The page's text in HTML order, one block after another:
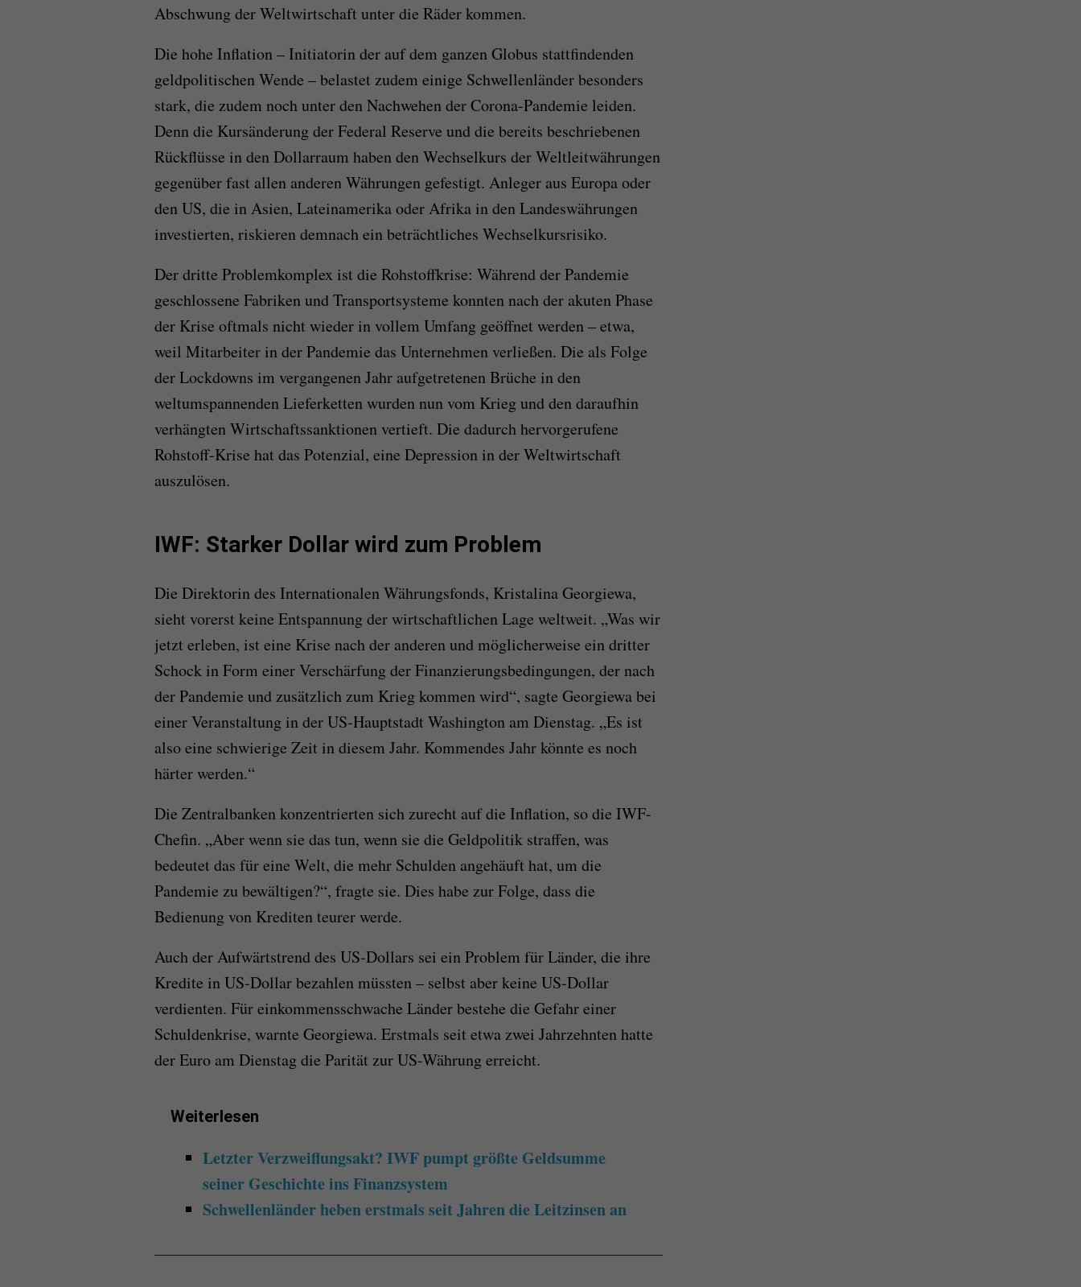
Abschwung der Weltwirtschaft unter die Räder kommen.
Die hohe Inflation – Initiatorin der auf dem ganzen Globus stattfindenden
geldpolitischen Wende – belastet zudem einige Schwellenländer besonders
stark, die zudem noch unter den Nachwehen der Corona-Pandemie leiden.
Denn die Kursänderung der Federal Reserve und die bereits beschriebenen
Rückflüsse in den Dollarraum haben den Wechselkurs der Weltleitwährungen
gegenüber fast allen anderen Währungen gefestigt. Anleger aus Europa oder
den US, die in Asien, Lateinamerika oder Afrika in den Landeswährungen
investierten, riskieren demnach ein beträchtliches Wechselkursrisiko.
Der dritte Problemkomplex ist die Rohstoffkrise: Während der Pandemie
geschlossene Fabriken und Transportsysteme konnten nach der akuten Phase
der Krise oftmals nicht wieder in vollem Umfang geöffnet werden – etwa,
weil Mitarbeiter in der Pandemie das Unternehmen verließen. Die als Folge
der Lockdowns im vergangenen Jahr aufgetretenen Brüche in den
weltumspannenden Lieferketten wurden nun vom Krieg und den daraufhin
verhängten Wirtschaftssanktionen vertieft. Die dadurch hervorgerufene
Rohstoff-Krise hat das Potenzial, eine Depression in der Weltwirtschaft
auszulösen.
IWF: Starker Dollar wird zum Problem
Die Direktorin des Internationalen Währungsfonds, Kristalina Georgiewa,
sieht vorerst keine Entspannung der wirtschaftlichen Lage weltweit. „Was wir
jetzt erleben, ist eine Krise nach der anderen und möglicherweise ein dritter
Schock in Form einer Verschärfung der Finanzierungsbedingungen, der nach
der Pandemie und zusätzlich zum Krieg kommen wird“, sagte Georgiewa bei
einer Veranstaltung in der US-Hauptstadt Washington am Dienstag. „Es ist
also eine schwierige Zeit in diesem Jahr. Kommendes Jahr könnte es noch
härter werden.“
Die Zentralbanken konzentrierten sich zurecht auf die Inflation, so die IWF-
Chefin. „Aber wenn sie das tun, wenn sie die Geldpolitik straffen, was
bedeutet das für eine Welt, die mehr Schulden angehäuft hat, um die
Pandemie zu bewältigen?“, fragte sie. Dies habe zur Folge, dass die
Bedienung von Krediten teurer werde.
Auch der Aufwärtstrend des US-Dollars sei ein Problem für Länder, die ihre
Kredite in US-Dollar bezahlen müssten – selbst aber keine US-Dollar
verdienten. Für einkommensschwache Länder bestehe die Gefahr einer
Schuldenkrise, warnte Georgiewa. Erstmals seit etwa zwei Jahrzehnten hatte
der Euro am Dienstag die Parität zur US-Währung erreicht.
Weiterlesen
Letzter Verzweiflungsakt? IWF pumpt größte Geldsumme
seiner Geschichte ins Finanzsystem
Schwellenländer heben erstmals seit Jahren die Leitzinsen an